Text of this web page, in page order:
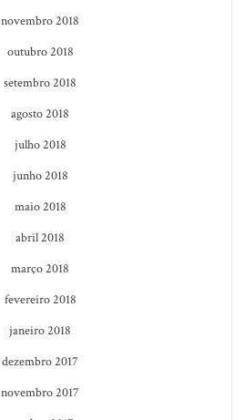
novembro 2018
outubro 2018
setembro 2018
agosto 2018
julho 2018
junho 2018
maio 2018
abril 2018
março 2018
fevereiro 2018
janeiro 2018
dezembro 2017
novembro 2017